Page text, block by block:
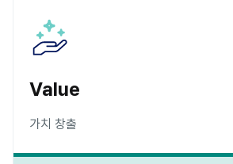
Value
가치 창출